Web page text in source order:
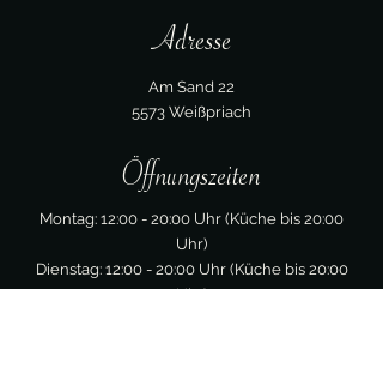
Adresse
Am Sand 22
5573 Weißpriach
Öffnungszeiten
Montag: 12:00 - 20:00 Uhr (Küche bis 20:00
Uhr)
Dienstag: 12:00 - 20:00 Uhr (Küche bis 20:00
Uhr)